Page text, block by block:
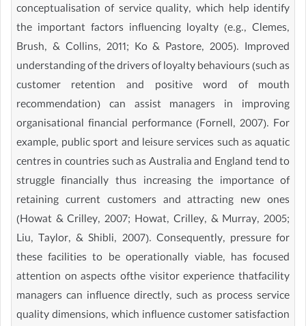
conceptualisation of service quality, which help identify
the important factors influencing loyalty (e.g., Clemes,
Brush, & Collins, 2011; Ko & Pastore, 2005). Improved
understanding of the drivers of loyalty behaviours (such as
customer retention and positive word of mouth
recommendation) can assist managers in improving
organisational financial performance (Fornell, 2007). For
example, public sport and leisure services such as aquatic
centres in countries such as Australia and England tend to
struggle financially thus increasing the importance of
retaining current customers and attracting new ones
(Howat & Crilley, 2007; Howat, Crilley, & Murray, 2005;
Liu, Taylor, & Shibli, 2007). Consequently, pressure for
these facilities to be operationally viable, has focused
attention on aspects ofthe visitor experience thatfacility
managers can influence directly, such as process service
quality dimensions, which influence customer satisfaction